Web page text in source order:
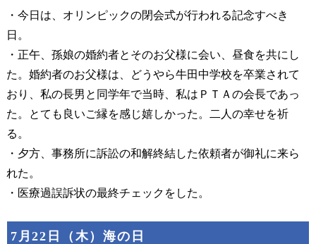
・今日は、オリンピックの閉会式が行われる記念すべき
日。
・正午、孫娘の婚約者とそのお父様に会い、昼食を共にし
た。婚約者のお父様は、どうやら牛田中学校を卒業されて
おり、私の長男と同学年で当時、私はＰＴＡの会長であっ
た。とても良いご縁を感じ嬉しかった。二人の幸せを祈
る。
・夕方、事務所に訴訟の和解終結した依頼者が御礼に来ら
れた。
・医療過誤訴状の最終チェックをした。
7月22日（木）海の日